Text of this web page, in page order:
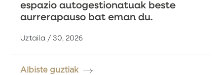
espazio autogestionatuak beste
aurrerapauso bat eman du.
Uztaila / 30, 2026
Albiste guztiak